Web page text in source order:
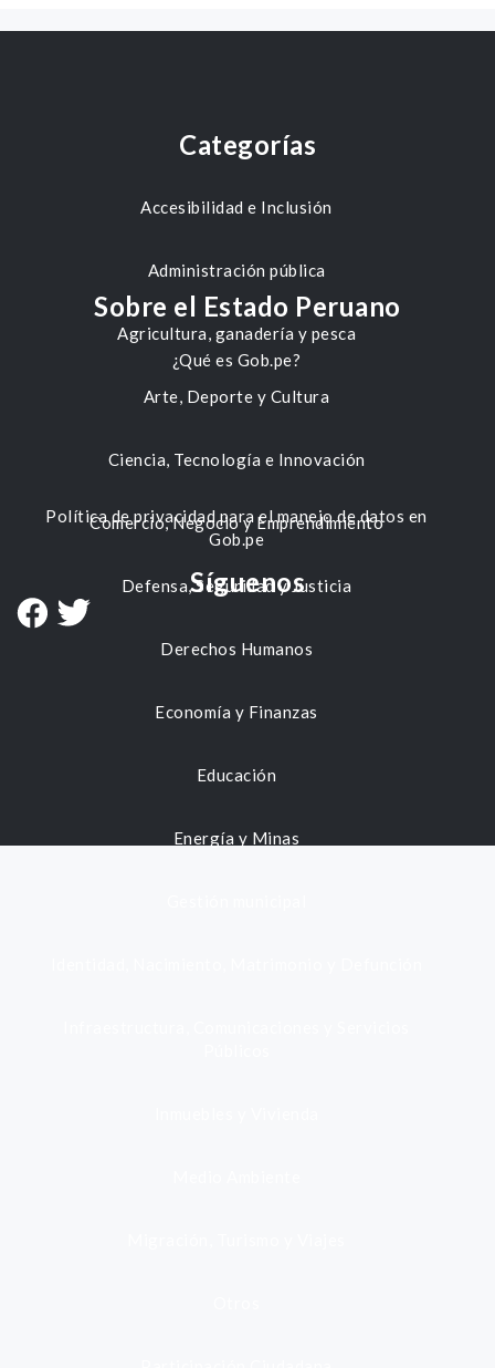
Categorías
Accesibilidad e Inclusión
Administración pública
Agricultura, ganadería y pesca
Arte, Deporte y Cultura
Ciencia, Tecnología e Innovación
Comercio, Negocio y Emprendimiento
Defensa, Seguridad y Justicia
Derechos Humanos
Economía y Finanzas
Educación
Energía y Minas
Sobre el Estado Peruano
¿Qué es Gob.pe?
Política de privacidad para el manejo de datos en
Gob.pe
Síguenos